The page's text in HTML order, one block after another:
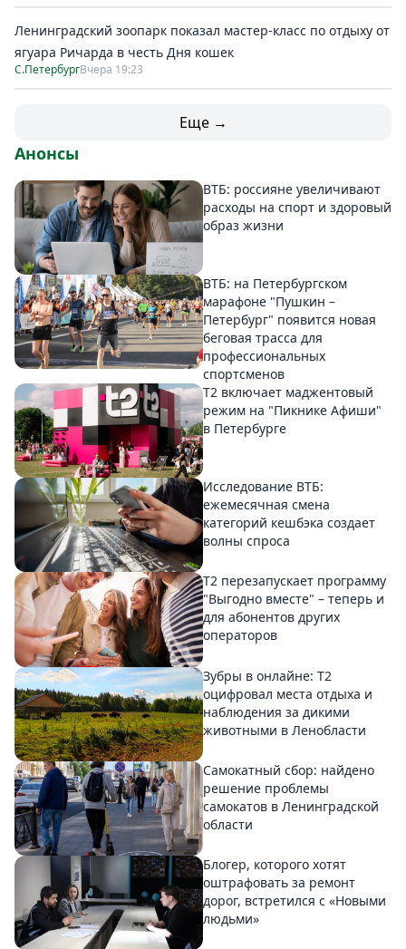
Ленинградский зоопарк показал мастер-класс по отдыху от
ягуара Ричарда в честь Дня кошек
С.ПетербургВчера 19:23
Еще →
Анонсы
ВТБ: россияне увеличивают
расходы на спорт и здоровый
образ жизни
ВТБ: на Петербургском
марафоне "Пушкин –
Петербург" появится новая
беговая трасса для
профессиональных
спортсменов
Т2 включает маджентовый
режим на "Пикнике Афиши"
в Петербурге
Исследование ВТБ:
ежемесячная смена
категорий кешбэка создает
волны спроса
Т2 перезапускает программу
"Выгодно вместе" – теперь и
для абонентов других
операторов
Зубры в онлайне: Т2
оцифровал места отдыха и
наблюдения за дикими
животными в Ленобласти
Самокатный сбор: найдено
решение проблемы
самокатов в Ленинградской
области
Блогер, которого хотят
оштрафовать за ремонт
дорог, встретился с «Новыми
людьми»